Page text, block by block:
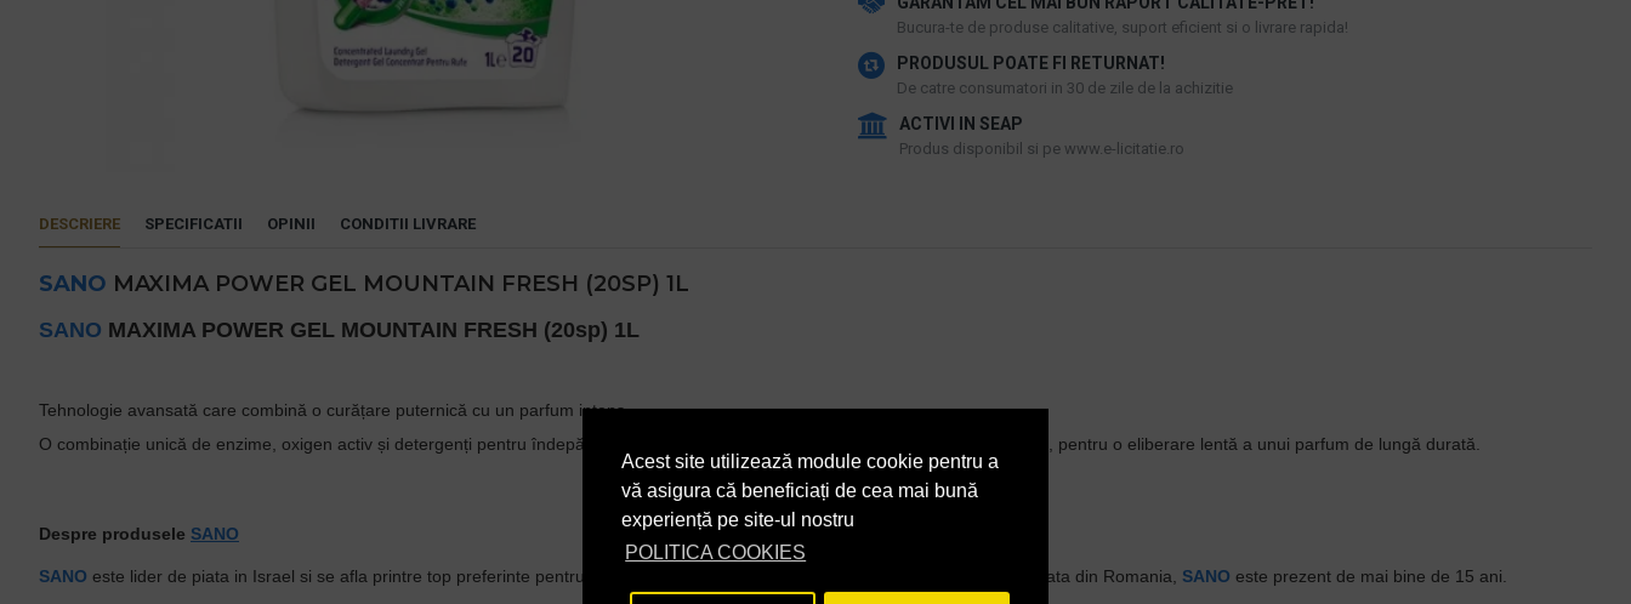
Acest site utilizează module cookie pentru a
vă asigura că beneficiați de cea mai bună
experiență pe site-ul nostru
POLITICA COOKIES
​Bucura-te de produse calitative, suport eficient si o livrare rapida!
PRODUSUL POATE FI RETURNAT!
De catre consumatori in 30 de zile de la achizitie
ACTIVI IN SEAP
Produs disponibil si pe www.e-licitatie.ro
DESCRIERE SPECIFICATII OPINII CONDITII LIVRARE
SANO MAXIMA POWER GEL MOUNTAIN FRESH (20SP) 1L
SANO MAXIMA POWER GEL MOUNTAIN FRESH (20sp) 1L
Tehnologie avansată care combină o curățare puternică cu un parfum intens.
O combinație unică de enzime, oxigen activ și detergenți pentru îndepărtarea puternică a petelor, cu tehnologia Microcapsules Lock, pentru o eliberare lentă a unui parfum de lungă durată.
Despre produsele SANO
SANO este lider de piata in Israel si se afla printre top preferinte pentru consumatorii deproduse de curatenie a casei si igiena. In piata din Romania, SANO este prezent de mai bine de 15 ani.